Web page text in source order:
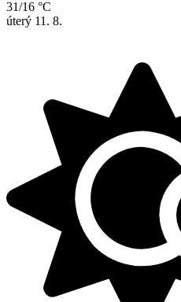
31/16 °C
úterý 11. 8.